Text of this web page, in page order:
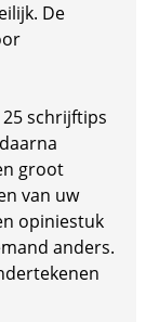
De
schrijftips
groot
van uw
opiniestuk
anders.